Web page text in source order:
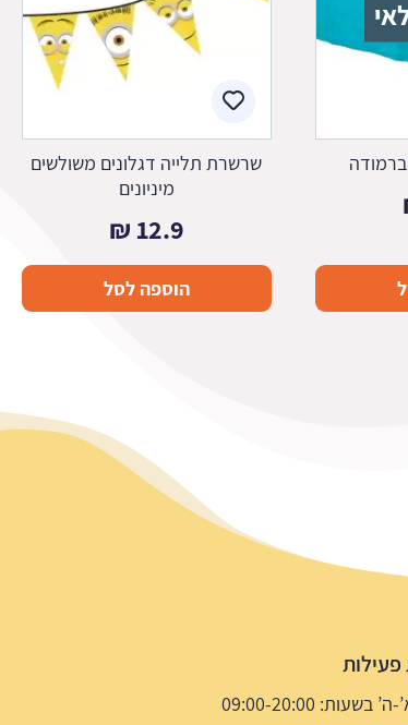
שרשרת תלייה דגלונים משולשים
מיניונים
12.9
₪
הוספה לסל
בשעות: 09:00-20:00